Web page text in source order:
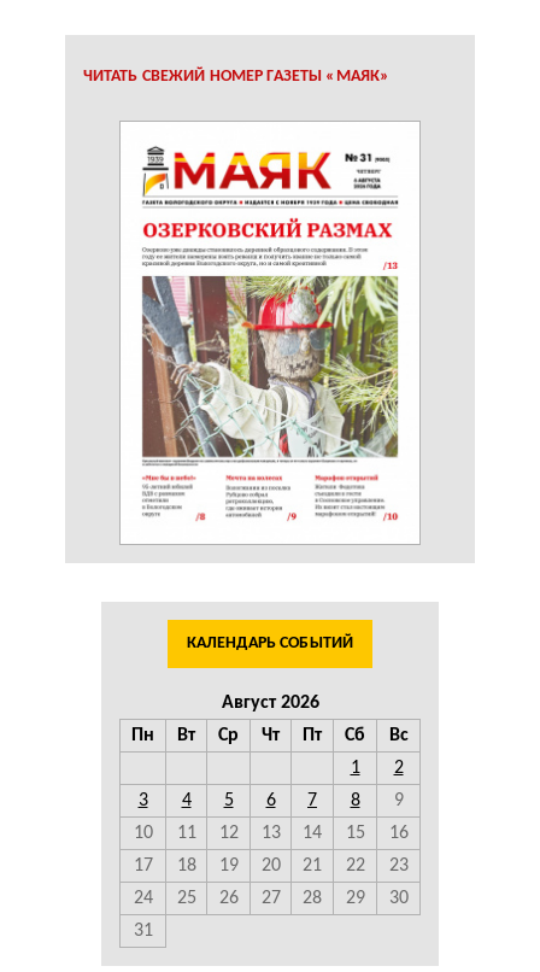
ЧИТАТЬ СВЕЖИЙ НОМЕР ГАЗЕТЫ «МАЯК»
КАЛЕНДАРЬ СОБЫТИЙ
Август 2026
Пн
Вт Ср Чт Пт Сб
Вс
1
2
3
4 5 6 7 8
9
10
11 12 13 14 15
16
17
18 19 20 21 22
23
24
25 26 27 28 29
30
31